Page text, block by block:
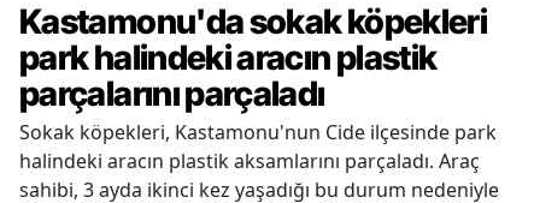
Kastamonu'da sokak köpekleri
park halindeki aracın plastik
parçalarını parçaladı
Sokak köpekleri, Kastamonu'nun Cide ilçesinde park
halindeki aracın plastik aksamlarını parçaladı. Araç
sahibi, 3 ayda ikinci kez yaşadığı bu durum nedeniyle